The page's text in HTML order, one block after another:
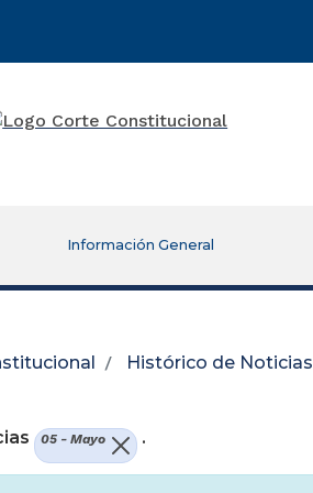
Información General
Histórico de Noticias
05 - Mayo .